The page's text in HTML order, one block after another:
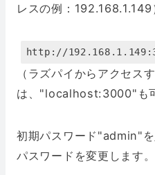
レスの例：192.168.1.149
http://
（ラズパイからアクセス
は、"localhost:3000"も
初期パスワード"admin"
パスワードを変更します。